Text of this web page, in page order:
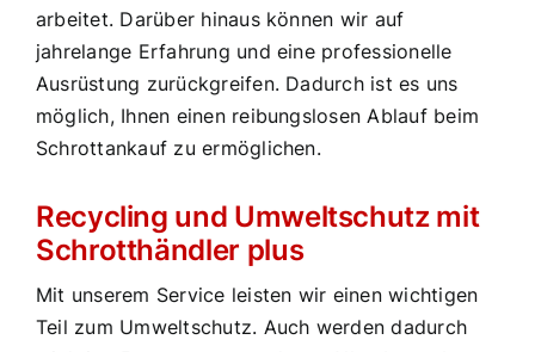
arbeitet. Darüber hinaus können wir auf
jahrelange Erfahrung und eine professionelle
Ausrüstung zurückgreifen. Dadurch ist es uns
möglich, Ihnen einen reibungslosen Ablauf beim
Schrottankauf zu ermöglichen.
Recycling und Umweltschutz mit
Schrotthändler plus
Mit unserem Service leisten wir einen wichtigen
Teil zum Umweltschutz. Auch werden dadurch